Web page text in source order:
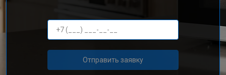
Отправить заявку